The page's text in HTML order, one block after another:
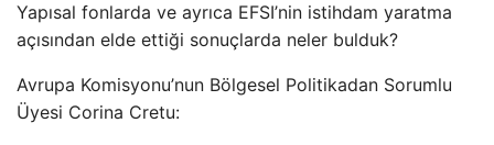
Yapısal fonlarda ve ayrıca EFSI’nin istihdam yaratma
açısından elde ettiği sonuçlarda neler bulduk?
Avrupa Komisyonu’nun Bölgesel Politikadan Sorumlu
Üyesi Corina Cretu: